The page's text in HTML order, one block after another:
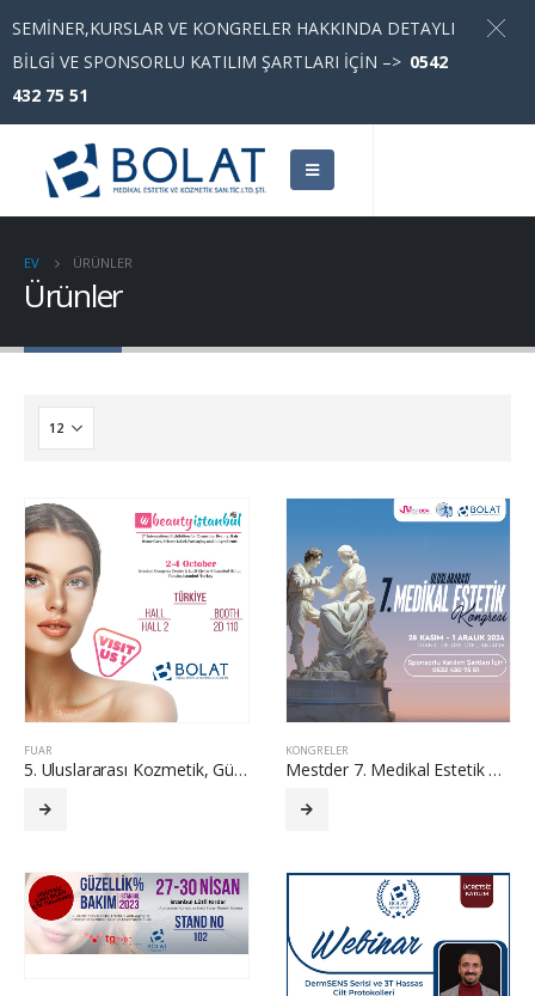
EV ÜRÜNLER
Ürünler
FUAR
5. Uluslararası Kozmetik, Güzellik, Saç, Ev Bakımı, Özel Marka, Ambalaj ve Bileşenler Fuarı – Beauty İstanbul
KONGRELER
Mestder 7. Medikal Estetik Kongresi
Türkçe
SEMİNER,KURSLAR VE KONGRELER HAKKINDA DETAYLI
BİLGİ VE SPONSORLU KATILIM ŞARTLARI İÇİN –> 0542
432 75 51